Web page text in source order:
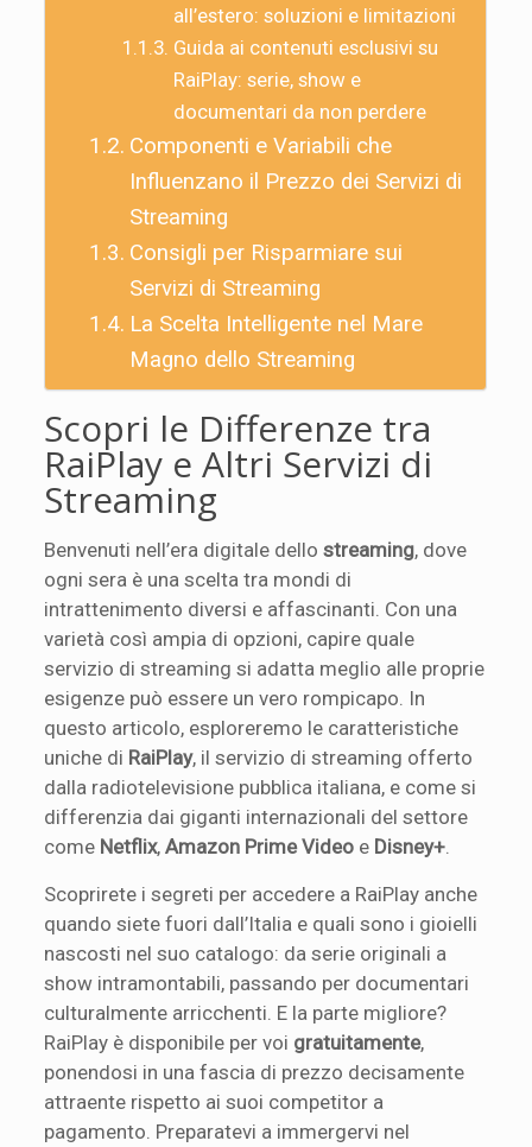
all’estero: soluzioni e limitazioni
Guida ai contenuti esclusivi su
RaiPlay: serie, show e
documentari da non perdere
Componenti e Variabili che
Influenzano il Prezzo dei Servizi di
Streaming
Consigli per Risparmiare sui
Servizi di Streaming
La Scelta Intelligente nel Mare
Magno dello Streaming
Scopri le Differenze tra
RaiPlay e Altri Servizi di
Streaming
Benvenuti nell’era digitale dellostreaming, dove
ogni sera è una scelta tra mondi di
intrattenimento diversi e affascinanti. Con una
varietà così ampia di opzioni, capire quale
servizio di streaming si adatta meglio alle proprie
esigenze può essere un vero rompicapo. In
questo articolo, esploreremo le caratteristiche
uniche di RaiPlay, il servizio di streaming offerto
dalla radiotelevisione pubblica italiana, e come si
differenzia dai giganti internazionali del settore
come Netflix,Amazon Prime Video e Disney+
Scoprirete i segreti per accedere a RaiPlay anche
quando siete fuori dall’Italia e quali sono i gioielli
nascosti nel suo catalogo: da serie originali a
show intramontabili, passando per documentari
culturalmente arricchenti. E la parte migliore?
RaiPlay è disponibile per voi gratuitamente,
ponendosi in una fascia di prezzo decisamente
attraente rispetto ai suoi competitor a
pagamento. Preparatevi a immergervi nel